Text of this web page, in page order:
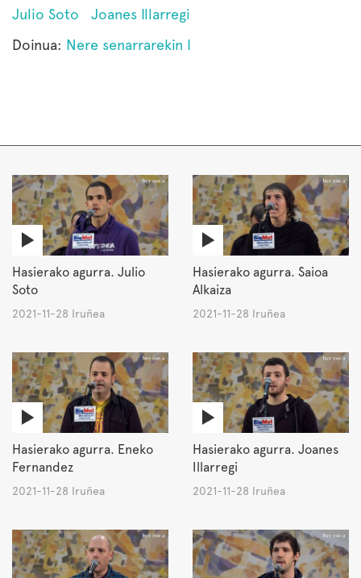
Julio Soto
Joanes Illarregi
Doinua: Nere senarrarekin I
Hasierako agurra. Julio
Soto
2021-11-28 Iruñea
Hasierako agurra. Saioa
Alkaiza
2021-11-28 Iruñea
Hasierako agurra. Eneko
Fernandez
2021-11-28 Iruñea
Hasierako agurra. Joanes
Illarregi
2021-11-28 Iruñea